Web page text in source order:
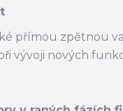
přímou zpětnou
vývoji nových